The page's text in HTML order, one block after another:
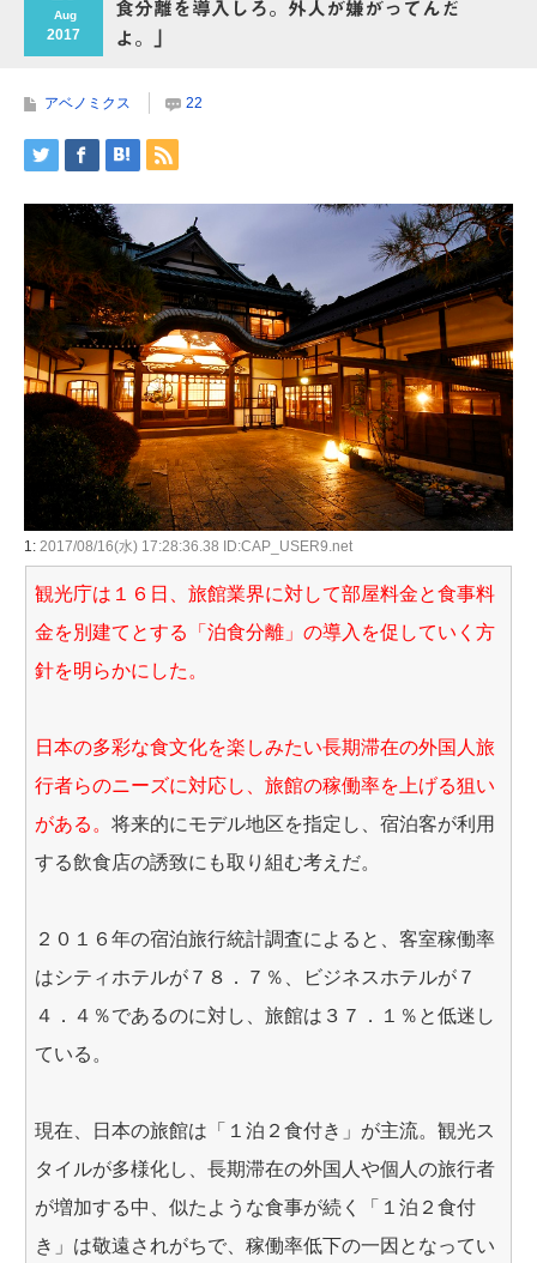
Aug
2017
食分離を導入しろ。外人が嫌がってんだ
よ。」
アベノミクス 22
1: 2017/08/16(水) 17:28:36.38 ID:CAP_USER9.net
観光庁は１６日、旅館業界に対して部屋料金と食事料
金を別建てとする「泊食分離」の導入を促していく方
針を明らかにした。
日本の多彩な食文化を楽しみたい長期滞在の外国人旅
行者らのニーズに対応し、旅館の稼働率を上げる狙い
がある。 将来的にモデル地区を指定し、宿泊客が利用
する飲食店の誘致にも取り組む考えだ。
２０１６年の宿泊旅行統計調査によると、客室稼働率
はシティホテルが７８．７％、ビジネスホテルが７
４．４％であるのに対し、旅館は３７．１％と低迷し
ている。
現在、日本の旅館は「１泊２食付き」が主流。観光ス
タイルが多様化し、長期滞在の外国人や個人の旅行者
が増加する中、似たような食事が続く「１泊２食付
き」は敬遠されがちで、稼働率低下の一因となってい